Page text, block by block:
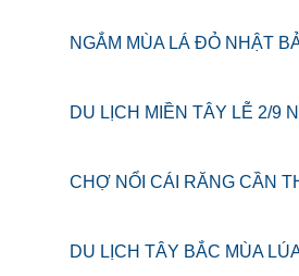
NGẮM MÙA LÁ ĐỎ NHẬT
DU LỊCH MIỀN TÂY LỄ 2/9
CHỢ NỔI CÁI RĂNG CẦN
DU LỊCH TÂY BẮC MÙA